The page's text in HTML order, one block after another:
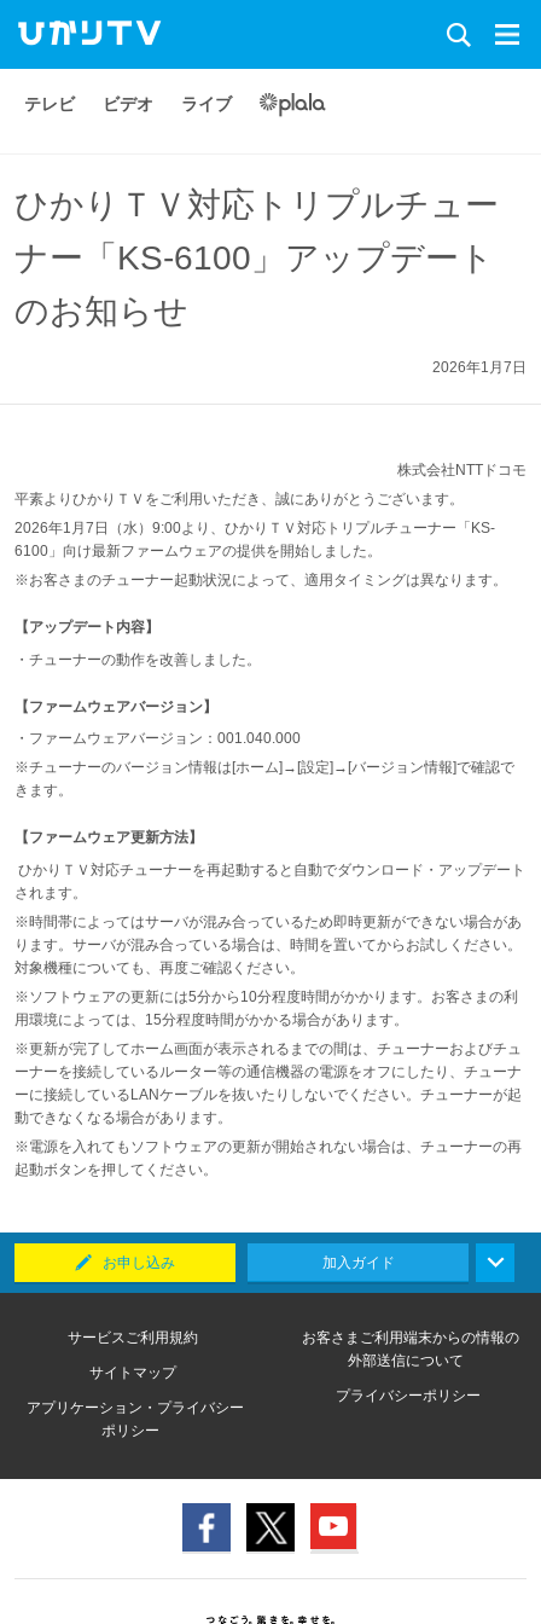
テレビ ビデオ ライブ
ひかりＴＶ対応トリプルチュー
ナー「KS-6100」アップデート
のお知らせ
2026年1月7日
株式会社NTTドコモ
平素よりひかりＴＶをご利用いただき、誠にありがとうございます。
2026年1月7日（水）9:00より、ひかりＴＶ対応トリプルチューナー「KS-
6100」向け最新ファームウェアの提供を開始しました。
※お客さまのチューナー起動状況によって、適用タイミングは異なります。
【アップデート内容】
・チューナーの動作を改善しました。
【ファームウェアバージョン】
・ファームウェアバージョン：001.040.000
※チューナーのバージョン情報は[ホーム]→[設定]→[バージョン情報]で確認で
きます。
【ファームウェア更新方法】
ひかりＴＶ対応チューナーを再起動すると自動でダウンロード・アップデート
されます。
※時間帯によってはサーバが混み合っているため即時更新ができない場合があ
ります。サーバが混み合っている場合は、時間を置いてからお試しください。
対象機種についても、再度ご確認ください。
※ソフトウェアの更新には5分から10分程度時間がかかります。お客さまの利
用環境によっては、15分程度時間がかかる場合があります。
※更新が完了してホーム画面が表示されるまでの間は、チューナーおよびチュ
ーナーを接続しているルーター等の通信機器の電源をオフにしたり、チューナ
ーに接続しているLANケーブルを抜いたりしないでください。チューナーが起
動できなくなる場合があります。
※電源を入れてもソフトウェアの更新が開始されない場合は、チューナーの再
起動ボタンを押してください。
お申し込み 加入ガイド
サービスご利用規約
お客さまご利用端末からの情報の
外部送信について
サイトマップ
プライバシーポリシー
アプリケーション・プライバシー
ポリシー